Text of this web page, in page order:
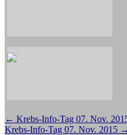
Beitragsnavigation
← Krebs-Info-Tag 07. Nov.
Krebs-Info-Tag 07. Nov. 2015 →